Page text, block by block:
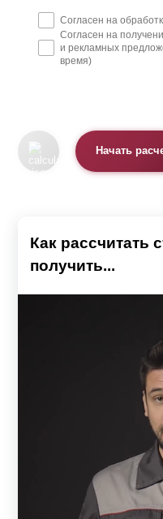
Согласен на
Согласен на
и рекламных
время)
Начать
Как рассчитать
получить...